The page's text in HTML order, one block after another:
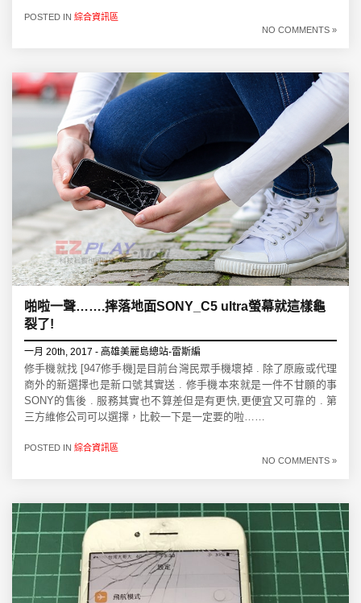
POSTED IN 綜合資訊區
NO COMMENTS »
啪啦一聲…….摔落地面SONY_C5 ultra螢幕就這樣龜
裂了!
一月 20th, 2017 - 高雄美麗島總站-雷斯編
修手機就找 [947修手機]是目前台灣民眾手機壞掉 . 除了原廠或代理
商外的新選擇也是新口號其實送 . 修手機本來就是一件不甘願的事
SONY的售後 . 服務其實也不算差但是有更快,更便宜又可靠的 . 第
三方維修公司可以選擇，比較一下是一定要的啦……
POSTED IN 綜合資訊區
NO COMMENTS »